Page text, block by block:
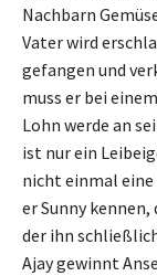
Nachbarn
Vater wird
gefangen und
muss er bei
Lohn werde an
ist nur ein
nicht einmal
er Sunny kennen,
der ihn
Ajay gewinnt